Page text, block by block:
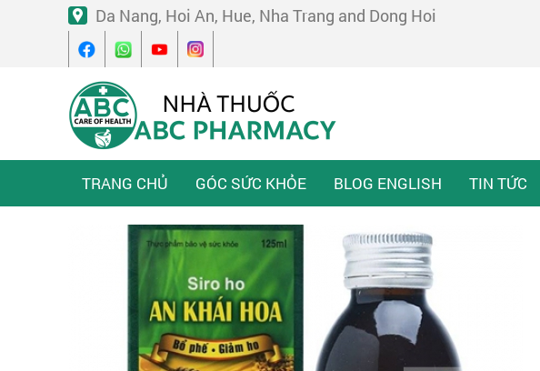
Da Nang, Hoi An, Hue, Nha Trang and Dong Hoi
TRANG CHỦ GÓC SỨC KHỎE BLOG ENGLISH TIN TỨC